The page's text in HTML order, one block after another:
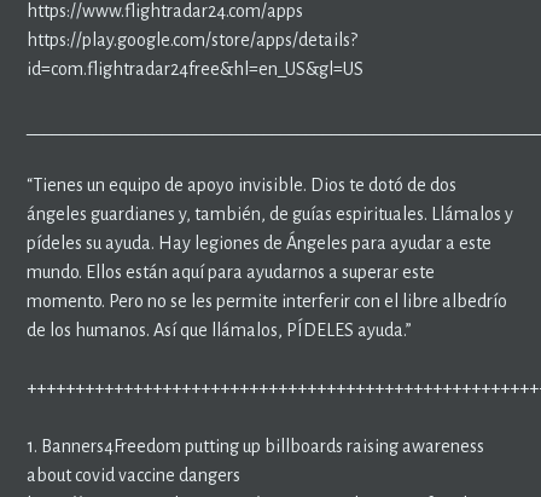
https://www.flightradar24.com/apps
https://play.google.com/store/apps/details?
id=com.flightradar24free&hl=en_US&gl=US
“Tienes un equipo de apoyo invisible. Dios te dotó de dos
ángeles guardianes y, también, de guías espirituales. Llámalos y
pídeles su ayuda. Hay legiones de Ángeles para ayudar a este
mundo. Ellos están aquí para ayudarnos a superar este
momento. Pero no se les permite interferir con el libre albedrío
de los humanos. Así que llámalos, PÍDELES ayuda.”
1. Banners4Freedom putting up billboards raising awareness
about covid vaccine dangers